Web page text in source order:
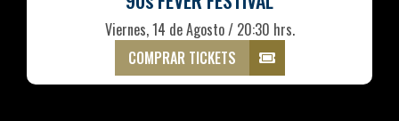
Viernes, 14 de Agosto / 20:30 hrs.
COMPRAR TICKETS